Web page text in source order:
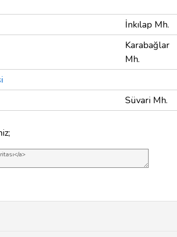
İnkılap Mh.
Karabağlar
Mh.
Süvari Mh.